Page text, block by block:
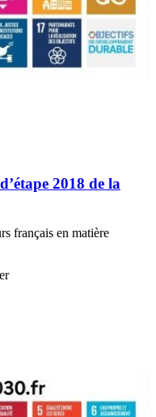
2018 de la
français en matière